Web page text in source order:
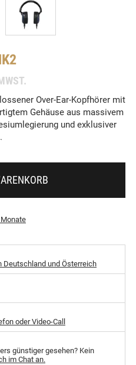
Over-Ear-Kopfhörer mit
Gehäuse aus massivem
und exklusiver
Deutschland und Österreich
oder Video-Call
günstiger gesehen? Kein
im Chat an.